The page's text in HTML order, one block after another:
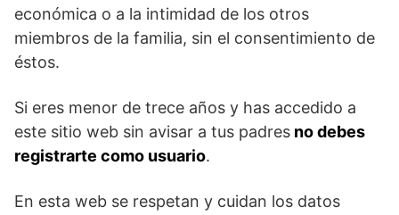
económica o a la intimidad de los otros
miembros de la familia, sin el consentimiento de
éstos.
Si eres menor de trece años y has accedido a
este sitio web sin avisar a tus padres no debes
registrarte como usuario.
En esta web se respetan y cuidan los datos